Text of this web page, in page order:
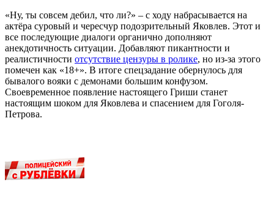
«Ну, ты совсем дебил, что ли?» – с ходу набрасывается на
актёра суровый и чересчур подозрительный Яковлев. Этот и
все последующие диалоги органично дополняют
анекдотичность ситуации. Добавляют пикантности и
реалистичности отсутствие цензуры в ролике, но из-за этого
помечен как «18+». В итоге спецзадание обернулось для
бывалого вояки с демонами большим конфузом.
Своевременное появление настоящего Гриши станет
настоящим шоком для Яковлева и спасением для Гоголя-
Петрова.